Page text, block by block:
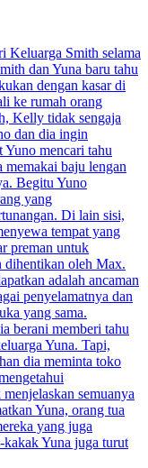
Keluarga Smith selama
dan Yuna baru tahu
dengan kasar di
ke rumah orang
Kelly tidak sengaja
dan dia ingin
Yuno mencari tahu
memakai baju lengan
Begitu Yuno
yang
Di lain sisi,
tempat yang
preman untuk
dihentikan oleh Max.
adalah ancaman
penyelamatnya dan
yang sama.
berani memberi tahu
Yuna. Tapi,
dia meminta toko
semuanya
Yuna, orang tua
yang juga
Yuna juga turut